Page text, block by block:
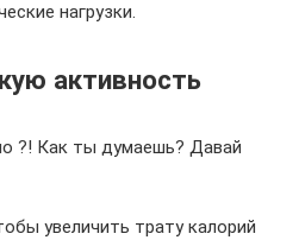
нагрузки.
активность
?! Как ты думаешь? Давай
увеличить трату калорий